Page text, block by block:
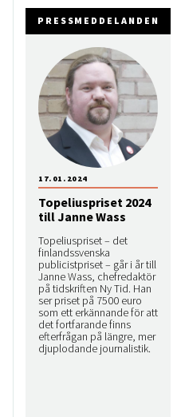
PRESSMEDDELANDEN
Topeliuspriset 2024
till Janne Wass
Topeliuspriset – det
finlandssvenska
publicistpriset – går i år till
Janne Wass, chefredaktör
på tidskriften Ny Tid. Han
ser priset på 7500 euro
som ett erkännande för att
det fortfarande finns
efterfrågan på längre, mer
djuplodande journalistik.
17.01.2024